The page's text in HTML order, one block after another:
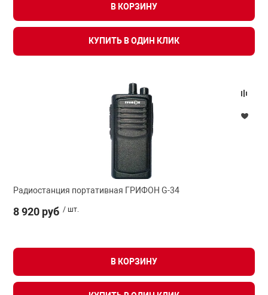
В КОРЗИНУ
КУПИТЬ В ОДИН КЛИК
Радиостанция портативная ГРИФОН G-34
8 920 руб / шт.
В КОРЗИНУ